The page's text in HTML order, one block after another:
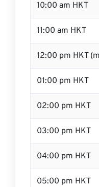
10:00 am HKT
11:00 am HKT
12:00 pm HKT
01:00 pm HKT
02:00 pm HKT
03:00 pm HKT
04:00 pm HKT
05:00 pm HKT